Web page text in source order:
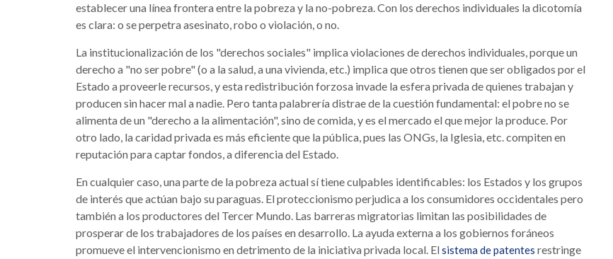
establecer una línea frontera entre la pobreza y la no-pobreza. Con los derechos individuales la dicotomía
es clara: o se perpetra asesinato, robo o violación, o no.
La institucionalización de los "derechos sociales" implica violaciones de derechos individuales, porque un
derecho a "no ser pobre" (o a la salud, a una vivienda, etc.) implica que otros tienen que ser obligados por el
Estado a proveerle recursos, y esta redistribución forzosa invade la esfera privada de quienes trabajan y
producen sin hacer mal a nadie. Pero tanta palabrería distrae de la cuestión fundamental: el pobre no se
alimenta de un "derecho a la alimentación", sino de comida, y es el mercado el que mejor la produce. Por
otro lado, la caridad privada es más eficiente que la pública, pues las ONGs, la Iglesia, etc. compiten en
reputación para captar fondos, a diferencia del Estado.
En cualquier caso, una parte de la pobreza actual sí tiene culpables identificables: los Estados y los grupos
de interés que actúan bajo su paraguas. El proteccionismo perjudica a los consumidores occidentales pero
también a los productores del Tercer Mundo. Las barreras migratorias limitan las posibilidades de
prosperar de los trabajadores de los países en desarrollo. La ayuda externa a los gobiernos foráneos
promueve el intervencionismo en detrimento de la iniciativa privada local. Elsistema de patentes restringe